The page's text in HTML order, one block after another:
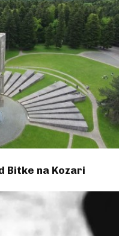
Bitke na Kozari